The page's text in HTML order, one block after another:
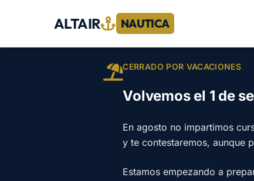
ALTAIR NAUTICA
CERRADO POR VACACIONES
Volvemos el 1 de
En agosto no impartimos
y te contestaremos, aunque
Estamos empezando a